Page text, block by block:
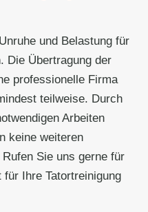
und Belastung für
Die Übertragung der
professionelle Firma
teilweise. Durch
Arbeiten
keine weiteren
Sie uns gerne für
Ihre Tatortreinigung